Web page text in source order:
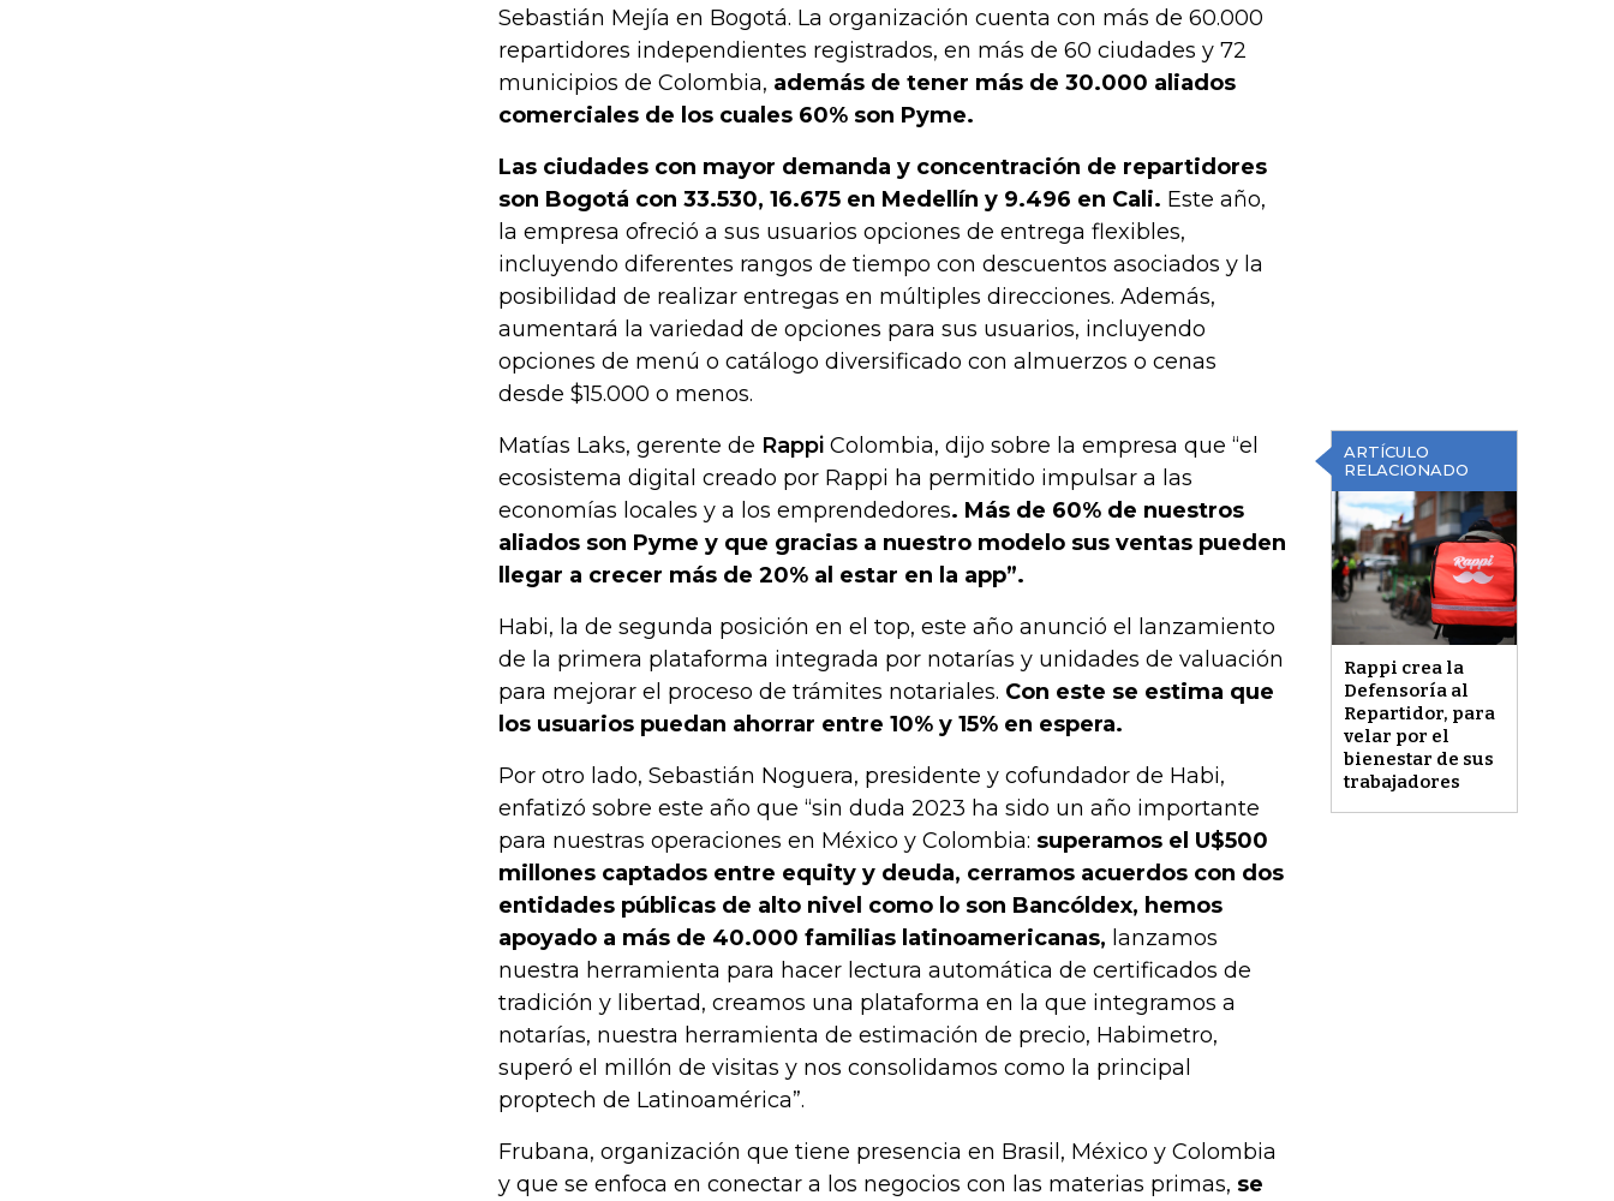
Sebastián Mejía en Bogotá. La organización cuenta con más de 60.000
repartidores independientes registrados, en más de 60 ciudades y 72
municipios de Colombia, además de tener más de 30.000 aliados
comerciales de los cuales 60% son Pyme.
Las ciudades con mayor demanda y concentración de repartidores
son Bogotá con 33.530, 16.675 en Medellín y 9.496 en Cali. Este año,
la empresa ofreció a sus usuarios opciones de entrega flexibles,
incluyendo diferentes rangos de tiempo con descuentos asociados y la
posibilidad de realizar entregas en múltiples direcciones. Además,
aumentará la variedad de opciones para sus usuarios, incluyendo
opciones de menú o catálogo diversificado con almuerzos o cenas
desde $15.000 o menos.
ARTÍCULO
RELACIONADO
Rappi crea la
Defensoría al
Repartidor, para
velar por el
bienestar de sus
trabajadores
Matías Laks, gerente de Rappi Colombia, dijo sobre la empresa que “el
ecosistema digital creado por Rappi ha permitido impulsar a las
economías locales y a los emprendedores. Más de 60% de nuestros
aliados son Pyme y que gracias a nuestro modelo sus ventas pueden
llegar a crecer más de 20% al estar en la app”.
Habi, la de segunda posición en el top, este año anunció el lanzamiento
de la primera plataforma integrada por notarías y unidades de valuación
para mejorar el proceso de trámites notariales. Con este se estima que
los usuarios puedan ahorrar entre 10% y 15% en espera.
Por otro lado, Sebastián Noguera, presidente y cofundador de Habi,
enfatizó sobre este año que “sin duda 2023 ha sido un año importante
para nuestras operaciones en México y Colombia: superamos el U$500
millones captados entre equity y deuda, cerramos acuerdos con dos
entidades públicas de alto nivel como lo son Bancóldex, hemos
apoyado a más de 40.000 familias latinoamericanas, lanzamos
nuestra herramienta para hacer lectura automática de certificados de
tradición y libertad, creamos una plataforma en la que integramos a
notarías, nuestra herramienta de estimación de precio, Habimetro,
superó el millón de visitas y nos consolidamos como la principal
proptech de Latinoamérica”.
Frubana, organización que tiene presencia en Brasil, México y Colombia
y que se enfoca en conectar a los negocios con las materias primas, se